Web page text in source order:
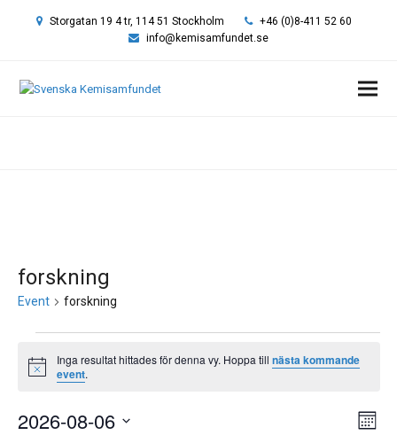
Storgatan 19 4 tr, 114 51 Stockholm
+46 (0)8-411 52 60
info@kemisamfundet.se
forskning
Event forskning
Notis
Inga resultat hittades för denna vy. Hoppa till nästa kommande
event.
Vy-
Månad
2026-08-06